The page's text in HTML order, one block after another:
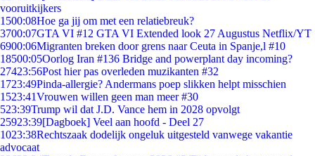
vooruitkijkers
1500:08Hoe ga jij om met een relatiebreuk?
3700:07GTA VI #12 GTA VI Extended look 27 Augustus Netflix/YT
6900:06Migranten breken door grens naar Ceuta in Spanje,l #10
18500:05Oorlog Iran #136 Bridge and powerplant day incoming?
27423:56Post hier pas overleden muzikanten #32
1723:49Pinda-allergie? Andermans poep slikken helpt misschien
1523:41Vrouwen willen geen man meer #30
523:39Trump wil dat J.D. Vance hem in 2028 opvolgt
25923:39[Dagboek] Veel aan hoofd - Deel 27
1023:38Rechtszaak dodelijk ongeluk uitgesteld vanwege vakantie
advocaat